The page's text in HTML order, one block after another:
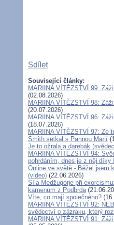
Sdílet
Související články:
MARIINA VÍTĚZSTVÍ 99:
(02.08.2026)
MARIINA VÍTĚZSTVÍ 98:
(20.07.2026)
MARIINA VÍTĚZSTVÍ 96:
(18.07.2026)
MARIINA VÍTĚZSTVÍ 97: Ze
Smith setkal s Pannou Marií
Je to ožrala a darebák
MARIINA VÍTĚZSTVÍ 94:
pohrdáním, dnes je z něj
Online ve světě - Běžel jsem
(video) (22.06.2026)
Síla Medžugorje při
kamenům z Podbrda
Víte, co mají společného?
MARIINA VÍTĚZSTVÍ 92:
svědectví o zázraku, který
MARIINA VÍTĚZSTVÍ 91: